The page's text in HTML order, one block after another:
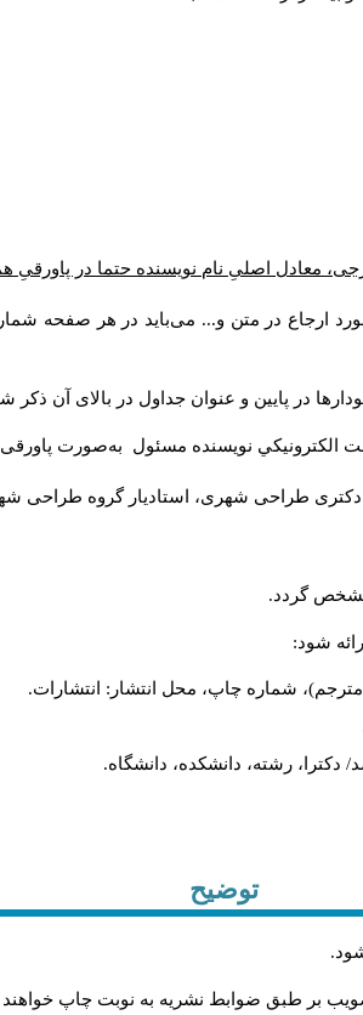
معادل اصلیِ نام نویسنده حتما در
ارجاع در متن و... می‌باید در هر صفحه
در پایین و عنوان جداول در بالای آن ذکر
نويسنده مسئول به‌صورت پاورقی
دکتری طراحی شهری، استادیار گروه طراحی
مشخص گردد.
شود:
مترجم)، شماره چاپ، محل انتشار: انتشارات.
دکترا، رشته، دانشکده، دانشگاه.
توضیح
.
بر طبق ضوابط نشريه به نوبت چاپ